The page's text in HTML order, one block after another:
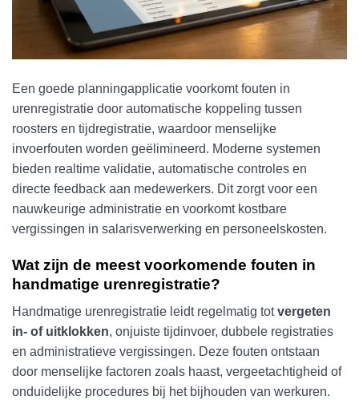
Een goede planningapplicatie voorkomt fouten in
urenregistratie door automatische koppeling tussen
roosters en tijdregistratie, waardoor menselijke
invoerfouten worden geëlimineerd. Moderne systemen
bieden realtime validatie, automatische controles en
directe feedback aan medewerkers. Dit zorgt voor een
nauwkeurige administratie en voorkomt kostbare
vergissingen in salarisverwerking en personeelskosten.
Wat zijn de meest voorkomende fouten in
handmatige urenregistratie?
Handmatige urenregistratie leidt regelmatig totvergeten
in- of uitklokken, onjuiste tijdinvoer, dubbele registraties
en administratieve vergissingen. Deze fouten ontstaan
door menselijke factoren zoals haast, vergeetachtigheid of
onduidelijke procedures bij het bijhouden van werkuren.